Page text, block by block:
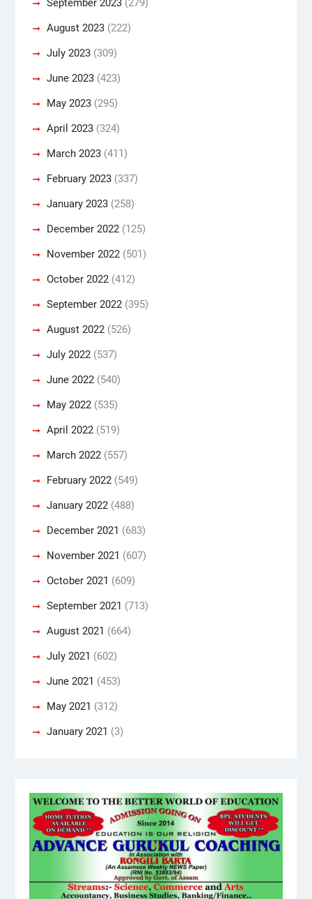
August 2023(222)
July 2023(309)
June 2023(423)
May 2023(295)
April 2023(324)
March 2023(411)
February 2023(337)
January 2023(258)
December 2022(125)
November 2022(501)
October 2022(412)
September 2022(395)
August 2022(526)
July 2022(537)
June 2022(540)
May 2022(535)
April 2022(519)
March 2022(557)
February 2022(549)
January 2022(488)
December 2021 (683)
November 2021 (607)
October 2021 (609)
September 2021 (713)
August 2021 (664)
July 2021 (602)
June 2021 (453)
May 2021 (312)
January 2021 (3)